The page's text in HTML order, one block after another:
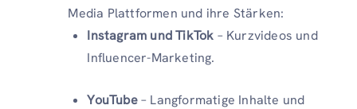
Media Plattformen und ihre Stärken:
Instagram und TikTok – Kurzvideos und
Influencer-Marketing.
YouTube– Langformatige Inhalte und